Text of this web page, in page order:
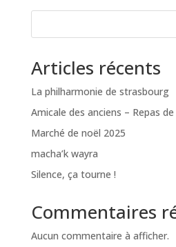
Articles récents
La philharmonie de strasbourg
Amicale des anciens – Repas
Marché de noël 2025
macha’k wayra
Silence, ça tourne !
Commentaires
Aucun commentaire à afficher.